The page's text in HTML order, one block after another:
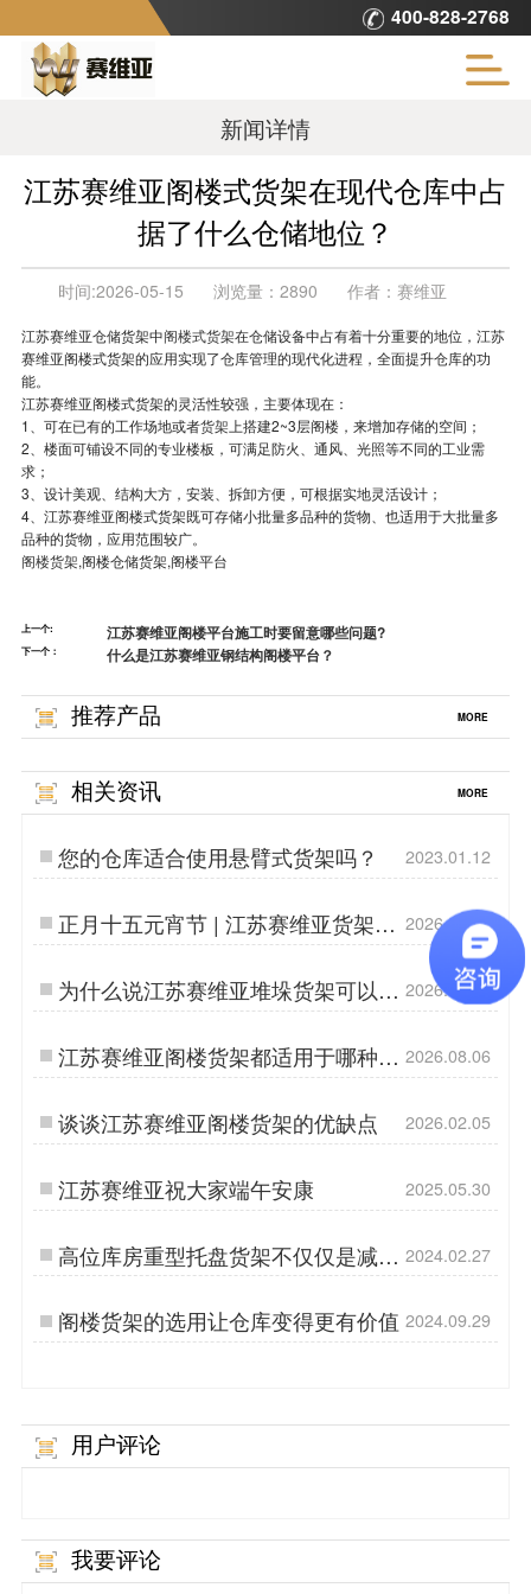
400-828-2768
新闻详情
江苏赛维亚阁楼式货架在现代仓库中占
据了什么仓储地位？
时间:2026-05-15 浏览量： 2890 作者： 赛维亚
江苏赛维亚仓储货架中阁楼式货架在仓储设备中占有着十分重要的地位，江苏
赛维亚阁楼式货架的应用实现了仓库管理的现代化进程，全面提升仓库的功
能。
江苏赛维亚阁楼式货架的灵活性较强，主要体现在：
1、可在已有的工作场地或者货架上搭建2~3层阁楼，来增加存储的空间；
2、楼面可铺设不同的专业楼板，可满足防火、通风、光照等不同的工业需
求；
3、设计美观、结构大方，安装、拆卸方便，可根据实地灵活设计；
4、江苏赛维亚阁楼式货架既可存储小批量多品种的货物、也适用于大批量多
品种的货物，应用范围较广。
阁楼货架,阁楼仓储货架,阁楼平台
上一个: 江苏赛维亚阁楼平台施工时要留意哪些问题?
下一个： 什么是江苏赛维亚钢结构阁楼平台？
推荐产品 MORE
相关资讯 MORE
您的仓库适合使用悬臂式货架吗？ 2023.01.12
正月十五元宵节 | 江苏赛维亚货架愿
你花好月圆
2026.03.03
为什么说江苏赛维亚堆垛货架可以让
您的仓库更灵活方便？
2026.05.13
江苏赛维亚阁楼货架都适用于哪种仓
库？
2026.08.06
谈谈江苏赛维亚阁楼货架的优缺点 2026.02.05
江苏赛维亚祝大家端午安康 2025.05.30
高位库房重型托盘货架不仅仅是减少
占地面积
2024.02.27
阁楼货架的选用让仓库变得更有价值 2024.09.29
用户评论
我要评论